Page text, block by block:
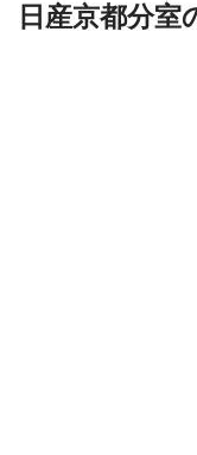
日産京都分室